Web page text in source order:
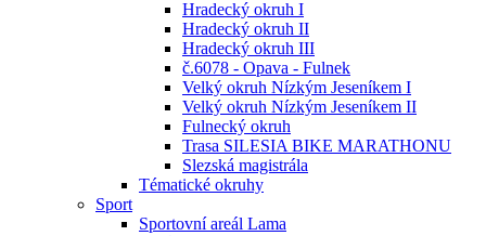
Hradecký okruh I
Hradecký okruh II
Hradecký okruh III
č.6078 - Opava - Fulnek
Velký okruh Nízkým Jeseníkem I
Velký okruh Nízkým Jeseníkem II
Fulnecký okruh
Trasa SILESIA BIKE MARATHONU
Slezská magistrála
Tématické okruhy
Sport
Sportovní areál Lama